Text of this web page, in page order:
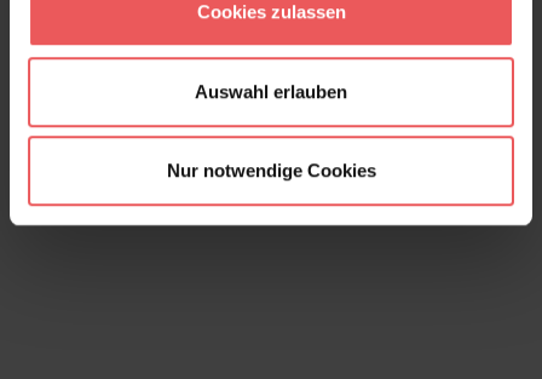
Cookies zulassen
Auswahl erlauben
Nur notwendige Cookies